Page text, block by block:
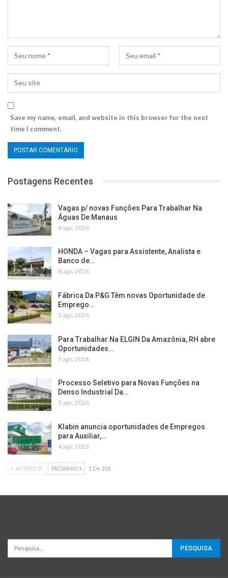
Save my name, email, and website in this browser for the next
time I comment.
Postagens Recentes
Vagas p/ novas Funções Para Trabalhar Na
Águas De Manaus
8 ago, 2026
HONDA – Vagas para Assistente, Analista e
Banco de…
8 ago, 2026
Fábrica Da P&G Têm novas Oportunidade de
Emprego…
5 ago, 2026
Para Trabalhar Na ELGIN Da Amazônia, RH abre
Oportunidades…
5 ago, 2026
Processo Seletivo para Novas Funções na
Denso Industrial Da…
5 ago, 2026
Klabin anuncia oportunidades de Empregos
para Auxiliar,…
4 ago, 2026
ANTERIOR PRÓXIMO 1 De 218